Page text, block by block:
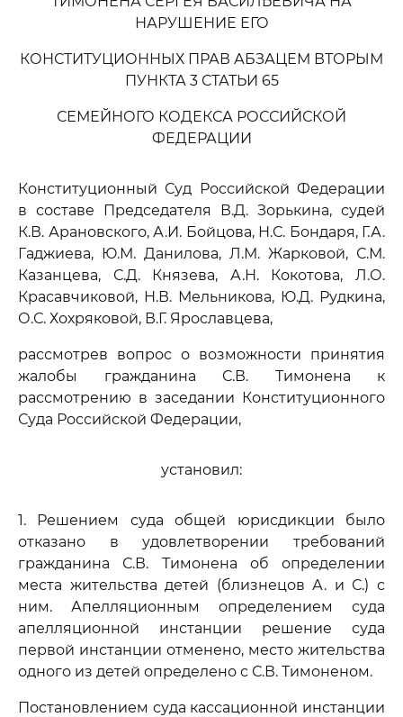
НАРУШЕНИЕ ЕГО
КОНСТИТУЦИОННЫХ ПРАВ АБЗАЦЕМ ВТОРЫМ
ПУНКТА 3 СТАТЬИ 65
СЕМЕЙНОГО КОДЕКСА РОССИЙСКОЙ
ФЕДЕРАЦИИ
Конституционный Суд Российской Федерации
в составе Председателя В.Д. Зорькина, судей
К.В. Арановского, А.И. Бойцова, Н.С. Бондаря, Г.А.
Гаджиева, Ю.М. Данилова, Л.М. Жарковой, С.М.
Казанцева, С.Д. Князева, А.Н. Кокотова, Л.О.
Красавчиковой, Н.В. Мельникова, Ю.Д. Рудкина,
О.С. Хохряковой, В.Г. Ярославцева,
рассмотрев вопрос о возможности принятия
жалобы гражданина С.В. Тимонена к
рассмотрению в заседании Конституционного
Суда Российской Федерации,
установил:
1. Решением суда общей юрисдикции было
отказано в удовлетворении требований
гражданина С.В. Тимонена об определении
места жительства детей (близнецов А. и С.) с
ним. Апелляционным определением суда
апелляционной инстанции решение суда
первой инстанции отменено, место жительства
одного из детей определено с С.В. Тимоненом.
Постановлением суда кассационной инстанции